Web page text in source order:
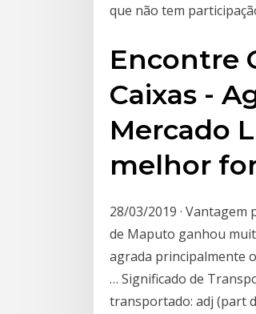
que não tem
Encontre
Caixas -
Mercado
melhor
28/03/2019 ·
de Maputo ganhou
agrada principalmente
… Significado de
transportado: adj (part